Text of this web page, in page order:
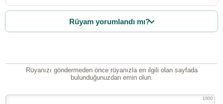
Rüyam yorumlandı mı?
Rüyanızı göndermeden önce rüyanızla en ilgili olan sayfada
bulunduğunuzdan emin olun.
1000